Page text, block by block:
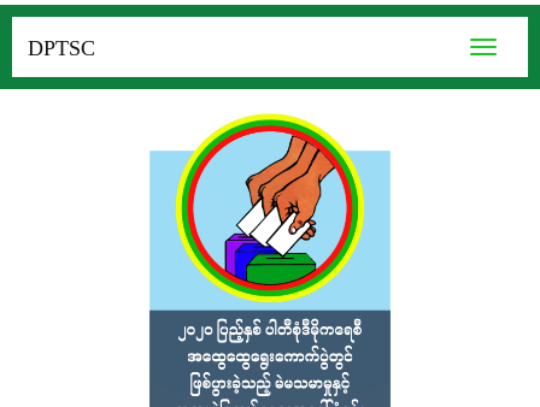
Toggle
DPTSC